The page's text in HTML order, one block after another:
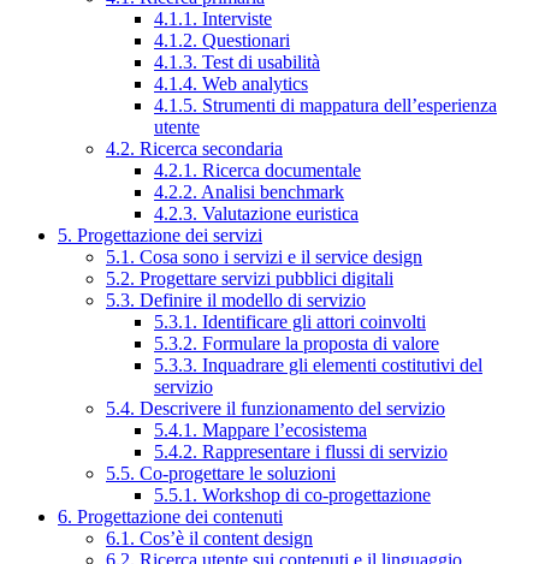
4.1.1. Interviste
4.1.2. Questionari
4.1.3. Test di usabilità
4.1.4. Web analytics
4.1.5. Strumenti di mappatura dell’esperienza
utente
4.2. Ricerca secondaria
4.2.1. Ricerca documentale
4.2.2. Analisi benchmark
4.2.3. Valutazione euristica
5. Progettazione dei servizi
5.1. Cosa sono i servizi e il service design
5.2. Progettare servizi pubblici digitali
5.3. Definire il modello di servizio
5.3.1. Identificare gli attori coinvolti
5.3.2. Formulare la proposta di valore
5.3.3. Inquadrare gli elementi costitutivi del
servizio
5.4. Descrivere il funzionamento del servizio
5.4.1. Mappare l’ecosistema
5.4.2. Rappresentare i flussi di servizio
5.5. Co-progettare le soluzioni
5.5.1. Workshop di co-progettazione
6. Progettazione dei contenuti
6.1. Cos’è il content design
6.2. Ricerca utente sui contenuti e il linguaggio